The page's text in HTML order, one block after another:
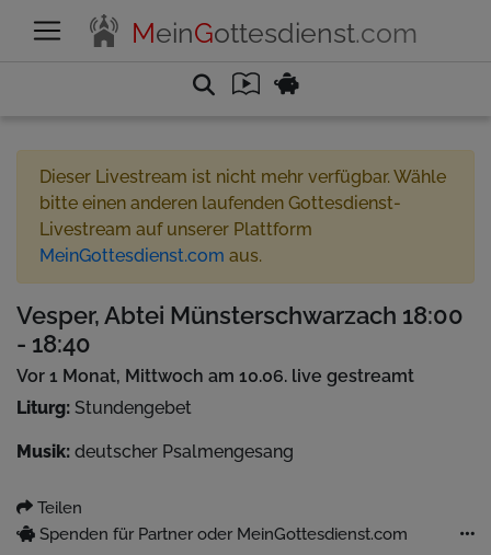
MeinGottesdienst.com
Dieser Livestream ist nicht mehr verfügbar. Wähle
bitte einen anderen laufenden Gottesdienst-
Livestream auf unserer Plattform
MeinGottesdienst.com aus.
Vesper, Abtei Münsterschwarzach 18:00
- 18:40
Vor 1 Monat, Mittwoch am 10.06. live gestreamt
Liturg: Stundengebet
Musik: deutscher Psalmengesang
Teilen
Spenden für Partner oder MeinGottesdienst.com